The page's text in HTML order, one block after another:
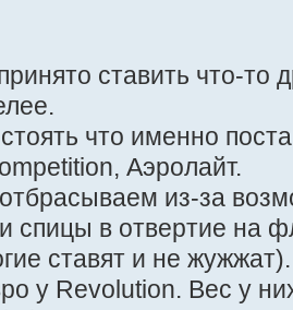
ставить что-то
что именно
Аэролайт.
из-за
спицы в отвертие на
ставят и не
у Revolution. Вес у